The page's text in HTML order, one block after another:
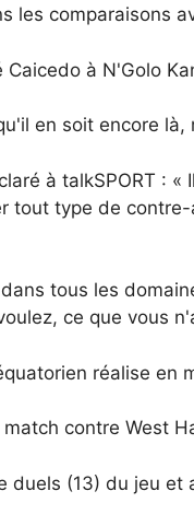
les comparaisons
à N'Golo
en soit encore
à talkSPORT :
tout type de
tous les
ce que vous
réalise en
contre West
duels (13) du jeu et